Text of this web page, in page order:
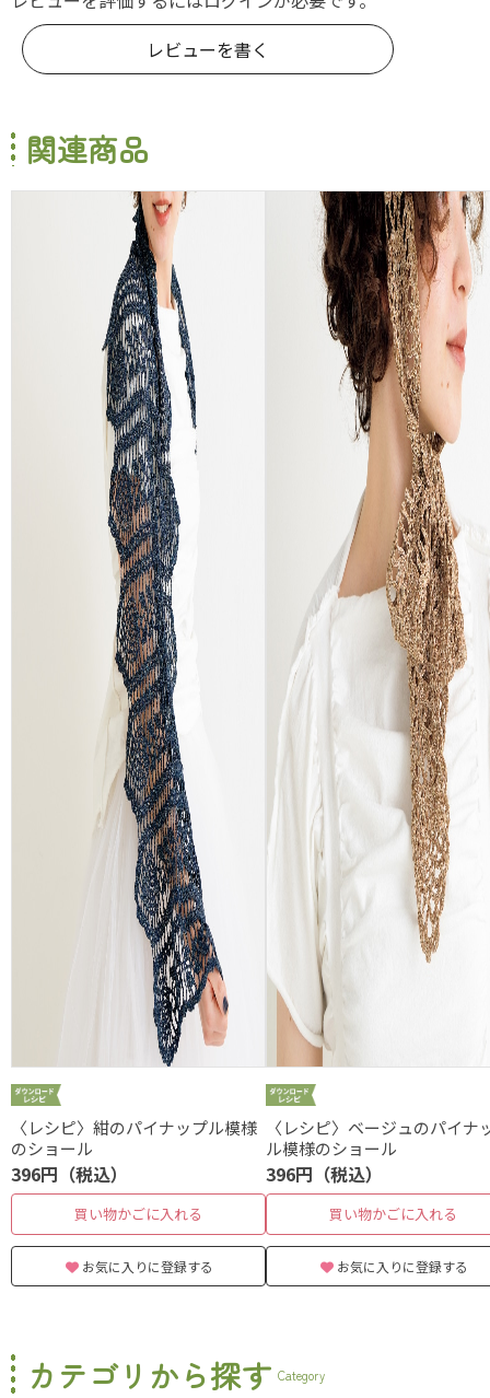
レビューを書く
関連商品
〈レシピ〉紺のパイナップル模様
のショール
396円（税込）
買い物かごに入れる
お気に入りに登録する
〈レシピ〉ベージュのパイナ
ル模様のショール
396円（税込）
買い物かごに入れる
お気に入りに登録する
カテゴリから探す Category